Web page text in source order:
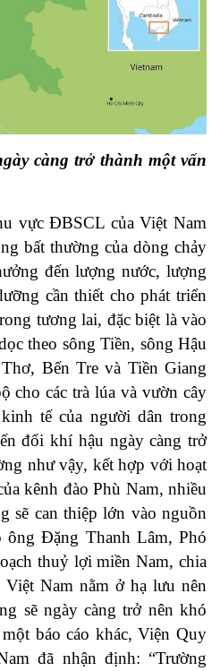
càng trở thành một vấn
vực ĐBSCL của Việt Nam
bất thường của dòng chảy
đến lượng nước, lượng
cần thiết cho phát triển
tương lai, đặc biệt là vào
theo sông Tiền, sông Hậu
Bến Tre và Tiền Giang
cho các trà lúa và vườn cây
tế của người dân trong
đổi khí hậu ngày càng trở
như vậy, kết hợp với hoạt
kênh đào Phù Nam, nhiều
sẽ can thiệp lớn vào nguồn
ông Đặng Thanh Lâm, Phó
thuỷ lợi miền Nam, chia
Nam nằm ở hạ lưu nên
sẽ ngày càng trở nên khó
báo cáo khác, Viện Quy
đã nhận định: “Trường